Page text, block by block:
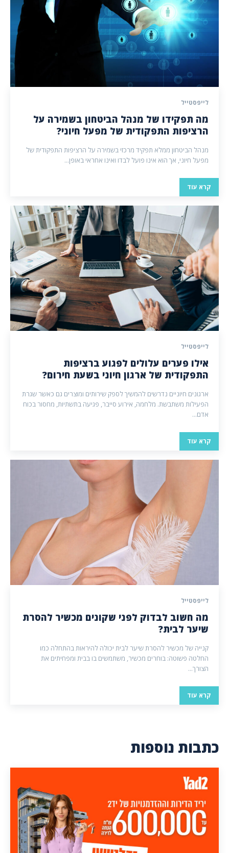
לייפסטייל
מה תפקידו של מנהל הביטחון בשמירה על
הרציפות התפקודית של מפעל חיוני?
מנהל הביטחון ממלא תפקיד מרכזי בשמירה על הרציפות התפקודית של
מפעל חיוני, אך הוא אינו פועל לבדו ואינו אחראי באופן...
קרא עוד
לייפסטייל
אילו פערים עלולים לפגוע ברציפות
התפקודית של ארגון חיוני בשעת חירום?
ארגונים חיוניים נדרשים להמשיך לספק שירותים ומוצרים גם כאשר שגרת
הפעילות משתבשת. מלחמה, אירוע סייבר, פגיעה בתשתיות, מחסור בכוח
אדם...
קרא עוד
לייפסטייל
מה חשוב לבדוק לפני שקונים מכשיר להסרת
שיער לבית?
קנייה של מכשיר להסרת שיער לבית יכולה להיראות בהתחלה כמו
החלטה פשוטה: בוחרים מכשיר, משתמשים בו בבית ומפחיתים את
הצורך...
קרא עוד
כתבות נוספות